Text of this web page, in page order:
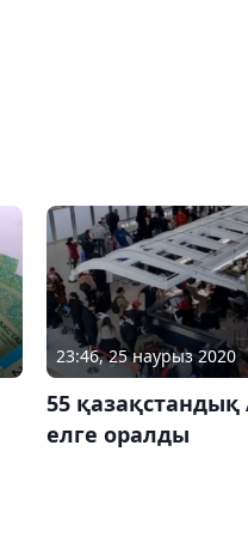
23:46, 25 наурыз 2020
55
елге оралды